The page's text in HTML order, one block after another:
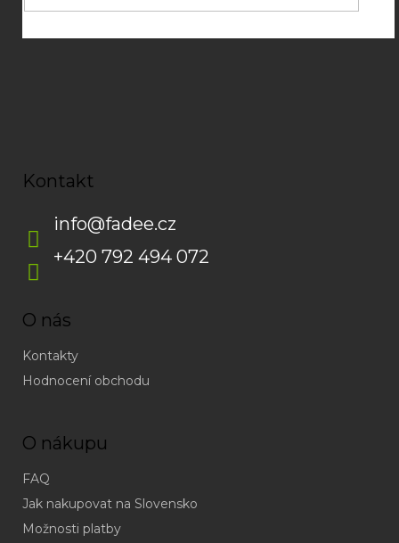
Kontakt
info@fadee.cz
+420 792 494 072
O nás
Kontakty
Hodnocení obchodu
O nákupu
FAQ
Jak nakupovat na Slovensko
Možnosti platby